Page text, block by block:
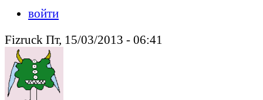
войти
Fizruck Пт, 15/03/2013 - 06:41